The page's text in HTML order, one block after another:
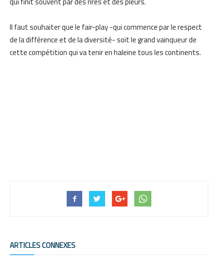
Il faut souhaiter que le fair-play -qui commence par le respect
de la différence et de la diversité- soit le grand vainqueur de
cette compétition qui va tenir en haleine tous les continents.
ARTICLES CONNEXES